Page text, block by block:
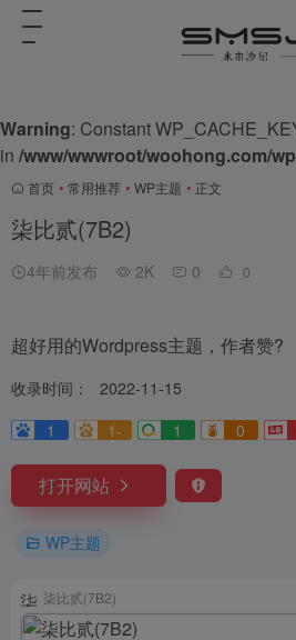
Warning: Constant
in /www/wwwroot/woohong.com/
首页 • 常用推荐 • WP主题 • 正文
柒比贰(7B2)
4年前发布 2K 0 0
超好用的Wordpress主题，作者赞?
收录时间：
2022-11-15
1
1- 1 0
打开网站
WP主题
柒比贰(7B2)